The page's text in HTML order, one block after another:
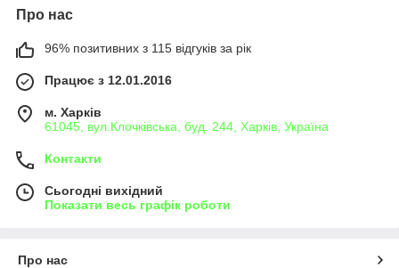
Про нас
96% позитивних з 115 відгуків за рік
Працює з 12.01.2016
м. Харків
61045, вул.Клочківська, буд. 244, Харків, Україна
Контакти
Сьогодні вихідний
Показати весь графік роботи
Про нас